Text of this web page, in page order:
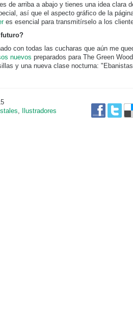
de arriba a abajo y tienes una idea clara
así que el aspecto gráfico de la
es esencial para transmitírselo a los
con todas las cucharas que aún me
nuevos preparados para The Green Wood
y una nueva clase nocturna: "Ebanistas
, Ilustradores